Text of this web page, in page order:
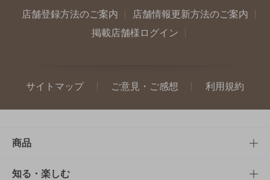
店舗登録方法のご案内
店舗情報更新方法のご案内
掲載店舗様ログイン
サイトマップ ご意見・ご感想 利用規約
商品
商品TOP
知る・楽しむ